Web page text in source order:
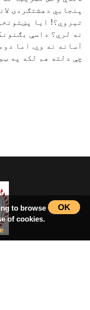
پنجابي دهشتګردۍ
تیروي؟! ایا
نه لري؟ داسې
آسانه نه وي. اما
چې دلته هم لکه په
OK
to browse
of cookies.